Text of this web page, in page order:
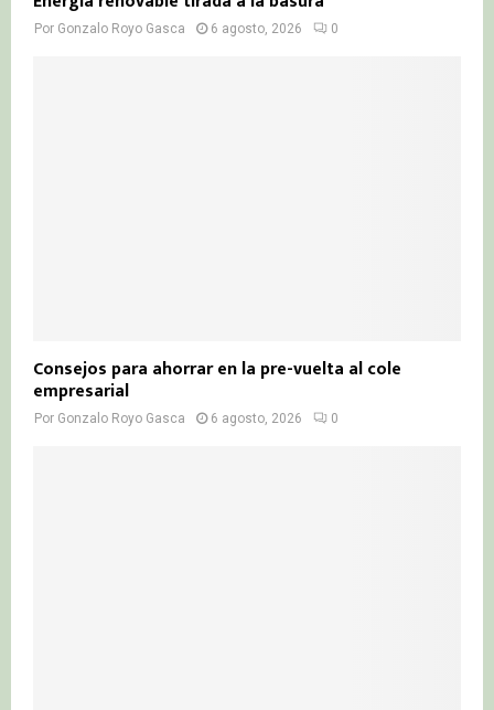
Por Gonzalo Royo Gasca 6 agosto, 2026 0
Consejos para ahorrar en la pre-vuelta al cole
empresarial
Por Gonzalo Royo Gasca 6 agosto, 2026 0